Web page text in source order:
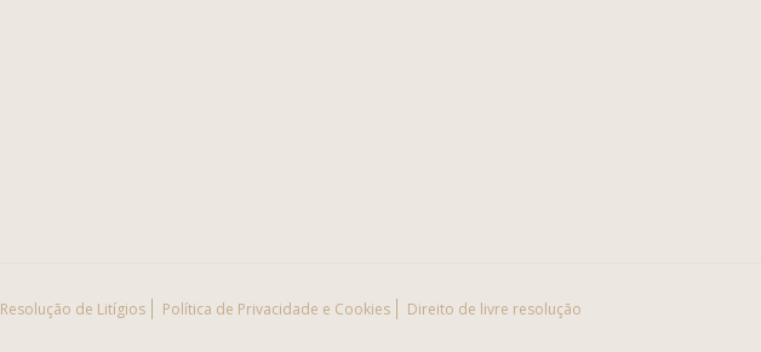
Resolução de Litígios Política de Privacidade e Cookies Direito de livre resolução